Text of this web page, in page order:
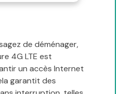
de déménager,
4G LTE est
un accès Internet
garantit des